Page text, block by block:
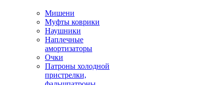
Мишени
Муфты коврики
Наушники
Наплечные
амортизаторы
Очки
Патроны холодной
пристрелки,